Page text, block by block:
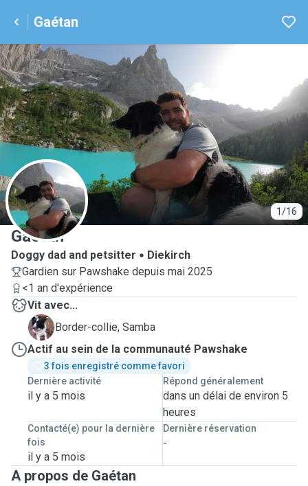
Gaétan
1/16
G
Gaétan
Doggy dad and petsitter
Diekirch
Gardien sur Pawshake depuis mai 2025
<1 an d'expérience
Vit avec...
S
Border-collie, Samba
Actif au sein de la communauté Pawshake
3 fois enregistré comme favori
Dernière activité
il y a 5 mois
Répond généralement
dans un délai de environ 5
heures
Contacté(e) pour la dernière
fois
il y a 5 mois
Dernière réservation
-
A propos de Gaétan